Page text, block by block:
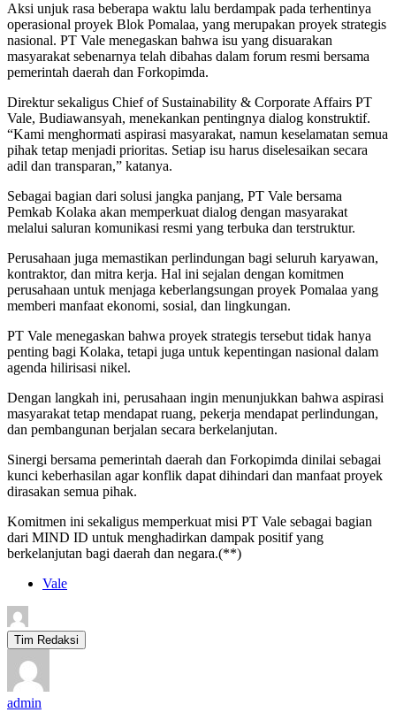
Aksi unjuk rasa beberapa waktu lalu berdampak pada terhentinya
operasional proyek Blok Pomalaa, yang merupakan proyek strategis
nasional. PT Vale menegaskan bahwa isu yang disuarakan
masyarakat sebenarnya telah dibahas dalam forum resmi bersama
pemerintah daerah dan Forkopimda.
Direktur sekaligus Chief of Sustainability & Corporate Affairs PT
Vale, Budiawansyah, menekankan pentingnya dialog konstruktif.
“Kami menghormati aspirasi masyarakat, namun keselamatan semua
pihak tetap menjadi prioritas. Setiap isu harus diselesaikan secara
adil dan transparan,” katanya.
Sebagai bagian dari solusi jangka panjang, PT Vale bersama
Pemkab Kolaka akan memperkuat dialog dengan masyarakat
melalui saluran komunikasi resmi yang terbuka dan terstruktur.
Perusahaan juga memastikan perlindungan bagi seluruh karyawan,
kontraktor, dan mitra kerja. Hal ini sejalan dengan komitmen
perusahaan untuk menjaga keberlangsungan proyek Pomalaa yang
memberi manfaat ekonomi, sosial, dan lingkungan.
PT Vale menegaskan bahwa proyek strategis tersebut tidak hanya
penting bagi Kolaka, tetapi juga untuk kepentingan nasional dalam
agenda hilirisasi nikel.
Dengan langkah ini, perusahaan ingin menunjukkan bahwa aspirasi
masyarakat tetap mendapat ruang, pekerja mendapat perlindungan,
dan pembangunan berjalan secara berkelanjutan.
Sinergi bersama pemerintah daerah dan Forkopimda dinilai sebagai
kunci keberhasilan agar konflik dapat dihindari dan manfaat proyek
dirasakan semua pihak.
Komitmen ini sekaligus memperkuat misi PT Vale sebagai bagian
dari MIND ID untuk menghadirkan dampak positif yang
berkelanjutan bagi daerah dan negara.(**)
Vale
Tim Redaksi
admin